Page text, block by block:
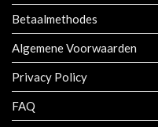
Betaalmethodes
Algemene Voorwaarden
Privacy Policy
FAQ